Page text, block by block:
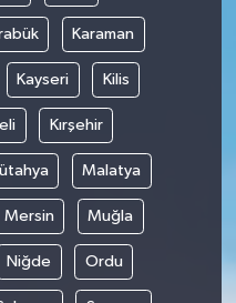
Karaman
Kayseri Kilis
Kırşehir
Malatya
Mersin Muğla
Niğde Ordu